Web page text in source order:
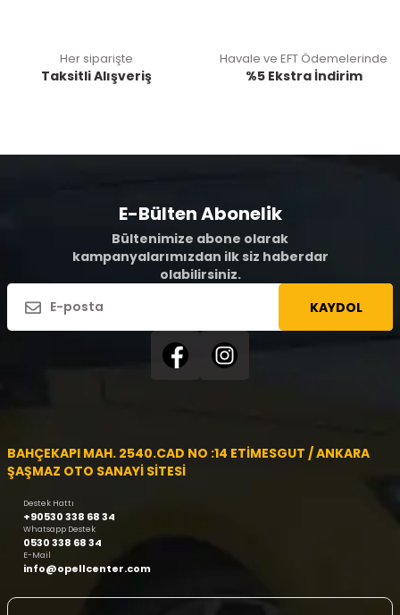
Her siparişte
Taksitli Alışveriş
Havale ve EFT Ödemelerinde
%5 Ekstra İndirim
E-Bülten Abonelik
Bültenimize abone olarak
kampanyalarımızdan ilk siz haberdar
olabilirsiniz.
KAYDOL
BAHÇEKAPI MAH. 2540.CAD NO :14 ETİMESGUT / ANKARA
ŞAŞMAZ OTO SANAYİ SİTESİ
Destek Hattı
+90530 338 68 34
Whatsapp Destek
0530 338 68 34
E-Mail
info@opellcenter.com